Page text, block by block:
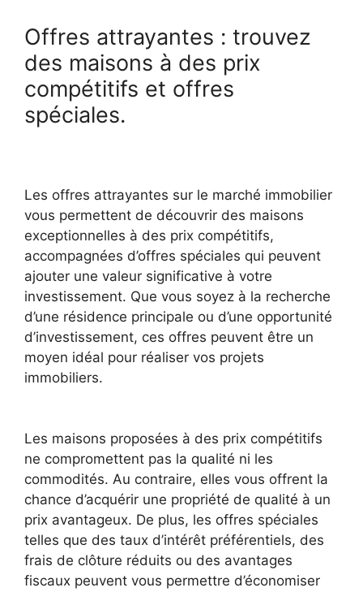
Offres attrayantes : trouvez
des maisons à des prix
compétitifs et offres
spéciales.
Les offres attrayantes sur le marché immobilier
vous permettent de découvrir des maisons
exceptionnelles à des prix compétitifs,
accompagnées d’offres spéciales qui peuvent
ajouter une valeur significative à votre
investissement. Que vous soyez à la recherche
d’une résidence principale ou d’une opportunité
d’investissement, ces offres peuvent être un
moyen idéal pour réaliser vos projets
immobiliers.
Les maisons proposées à des prix compétitifs
ne compromettent pas la qualité ni les
commodités. Au contraire, elles vous offrent la
chance d’acquérir une propriété de qualité à un
prix avantageux. De plus, les offres spéciales
telles que des taux d’intérêt préférentiels, des
frais de clôture réduits ou des avantages
fiscaux peuvent vous permettre d’économiser